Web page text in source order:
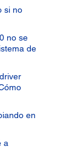
si no
no se
de
en
a